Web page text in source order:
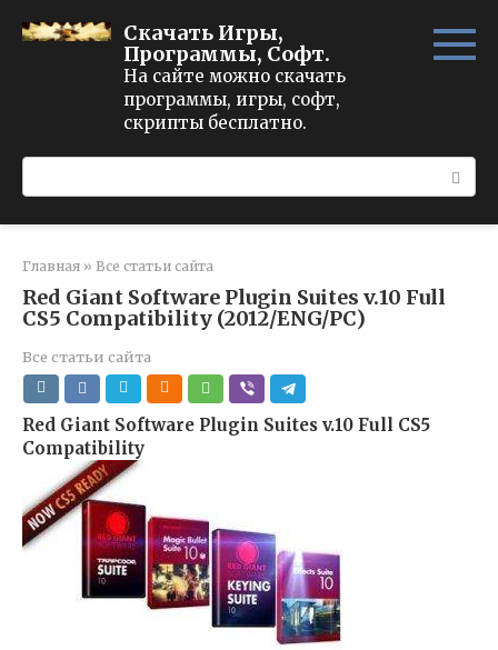
Скачать Игры,
Программы, Софт.
На сайте можно скачать
программы, игры, софт,
скрипты бесплатно.
Главная » Все статьи сайта
Red Giant Software Plugin Suites v.10 Full
CS5 Compatibility (2012/ENG/PC)
Все статьи сайта
Red Giant Software Plugin Suites v.10 Full CS5
Compatibility